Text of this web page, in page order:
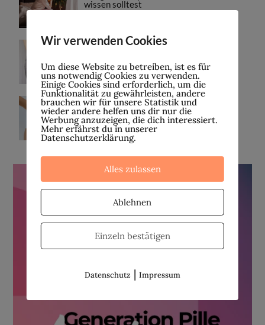
wissen solltest
2. FEBRUAR 2023
Ursachen für Missempfindungen in der
Vagina
26. JANUAR 2023
Wir verwenden Cookies
Um diese Website zu betreiben, ist es für
uns notwendig Cookies zu verwenden.
Einige Cookies sind erforderlich, um die
Funktionalität zu gewährleisten, andere
brauchen wir für unsere Statistik und
wieder andere helfen uns dir nur die
Werbung anzuzeigen, die dich interessiert.
Mehr erfährst du in unserer
Datenschutzerklärung.
Alles zulassen
Ablehnen
Einzeln bestätigen
Datenschutz | Impressum